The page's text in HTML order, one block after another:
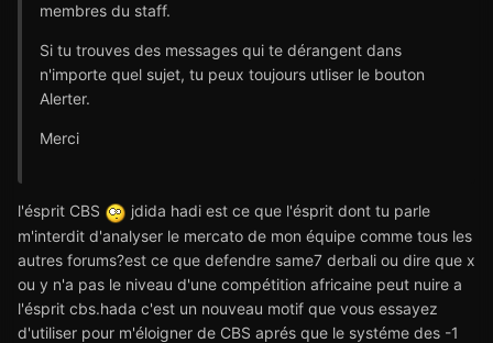
membres du staff.
Si tu trouves des messages qui te dérangent dans
n'importe quel sujet, tu peux toujours utliser le bouton
Alerter.
Merci
l'ésprit CBS
jdida hadi est ce que l'ésprit dont tu parle
m'interdit d'analyser le mercato de mon équipe comme tous les
autres forums?est ce que defendre same7 derbali ou dire que x
ou y n'a pas le niveau d'une compétition africaine peut nuire a
l'ésprit cbs.hada c'est un nouveau motif que vous essayez
d'utiliser pour m'éloigner de CBS aprés que le systéme des -1